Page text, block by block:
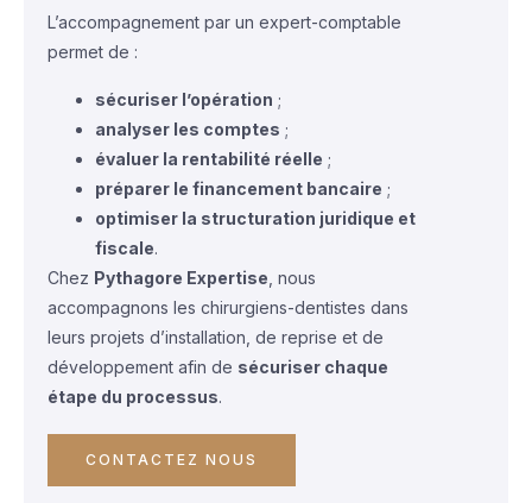
L’accompagnement par un expert-comptable
permet de :
sécuriser l’opération ;
analyser les comptes ;
évaluer la rentabilité réelle ;
préparer le financement bancaire ;
optimiser la structuration juridique et
fiscale.
Chez Pythagore Expertise , nous
accompagnons les chirurgiens-dentistes dans
leurs projets d’installation, de reprise et de
développement afin de sécuriser chaque
étape du processus.
CONTACTEZ NOUS